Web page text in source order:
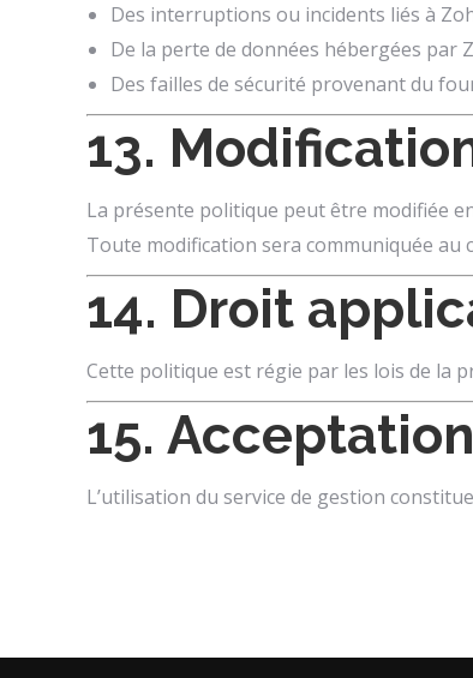
Des interruptions ou incidents liés à
De la perte de données hébergées par
Des failles de sécurité provenant du
13.
La présente politique peut être modifiée
Toute modification sera communiquée au
14. Droit
Cette politique est régie par les lois de la
15. Acceptation
L’utilisation du service de gestion